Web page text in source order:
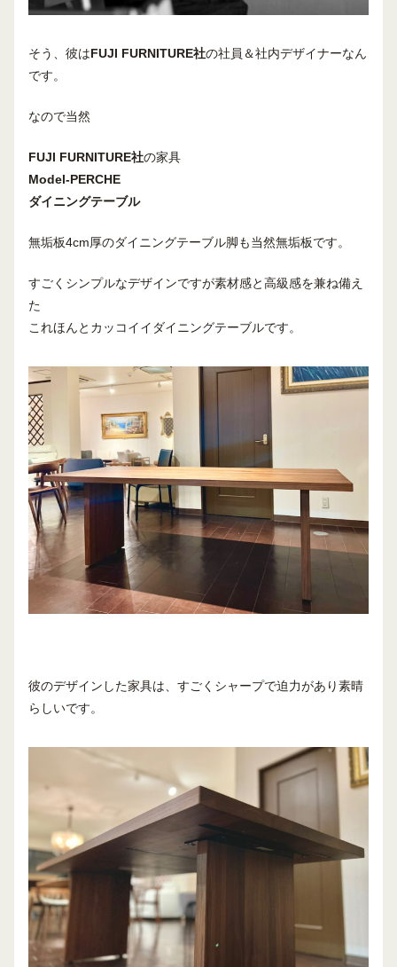
そう、彼はFUJI FURNITURE社の社員＆社内デザイナーなん
です。
なので当然
FUJI FURNITURE社の家具
Model-PERCHE
ダイニングテーブル
無垢板4cm厚のダイニングテーブル脚も当然無垢板です。
すごくシンプルなデザインですが素材感と高級感を兼ね備え
た
これほんとカッコイイダイニングテーブルです。
彼のデザインした家具は、すごくシャープで迫力があり素晴
らしいです。